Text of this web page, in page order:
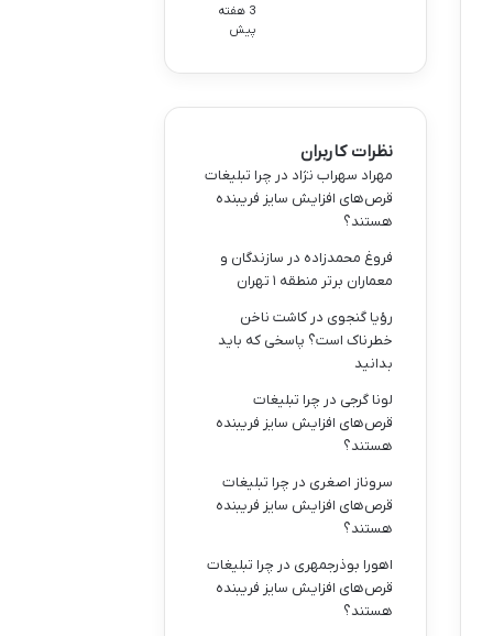
3 هفته
پیش
نظرات کاربران
مهراد سهراب نژاد در چرا تبلیغات
قرص‌های افزایش سایز فریبنده
هستند؟
فروغ محمدزاده در سازندگان و
معماران برتر منطقه ۱ تهران
رؤیا گنجوی در کاشت ناخن
خطرناک است؟ پاسخی که باید
بدانید
لونا گرجی در چرا تبلیغات
قرص‌های افزایش سایز فریبنده
هستند؟
سروناز اصغری در چرا تبلیغات
قرص‌های افزایش سایز فریبنده
هستند؟
اهورا بوذرجمهری در چرا تبلیغات
قرص‌های افزایش سایز فریبنده
هستند؟